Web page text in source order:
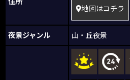
地図はコチラ
夜景ジャンル 山・丘夜景